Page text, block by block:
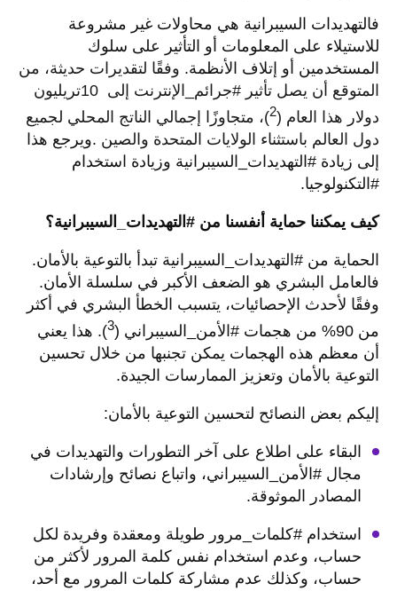
فالتهديدات السيبرانية هي محاولات غير مشروعة
للاستيلاء على المعلومات أو التأثير على سلوك
المستخدمين أو إتلاف الأنظمة. وفقًا لتقديرات حديثة، من
المتوقع أن يصل تأثير #جرائم_الإنترنت إلى 10تريليون
دولار هذا العام (2)، متجاوزًا إجمالي الناتج المحلي لجميع
دول العالم باستثناء الولايات المتحدة والصين .ويرجع هذا
إلى زيادة #التهديدات_السيبرانية وزيادة استخدام
#التكنولوجيا.
كيف يمكننا حماية أنفسنا من #التهديدات_السيبرانية؟
الحماية من #التهديدات_السيبرانية تبدأ بالتوعية بالأمان.
فالعامل البشري هو الضعف الأكبر في سلسلة الأمان.
وفقًا لأحدث الإحصائيات، يتسبب الخطأ البشري في أكثر
من 90% من هجمات #الأمن_السيبراني (
3). هذا يعني
أن معظم هذه الهجمات يمكن تجنبها من خلال تحسين
التوعية بالأمان وتعزيز الممارسات الجيدة.
إليكم بعض النصائح لتحسين التوعية بالأمان:
البقاء على اطلاع على آخر التطورات والتهديدات في
مجال #الأمن_السيبراني، واتباع نصائح وإرشادات
المصادر الموثوقة.
استخدام #كلمات_مرور طويلة ومعقدة وفریدة لكل
حساب، وعدم استخدام نفس كلمة المرور لأكثر من
حساب، وكذلك عدم مشاركة كلمات المرور مع أحد،